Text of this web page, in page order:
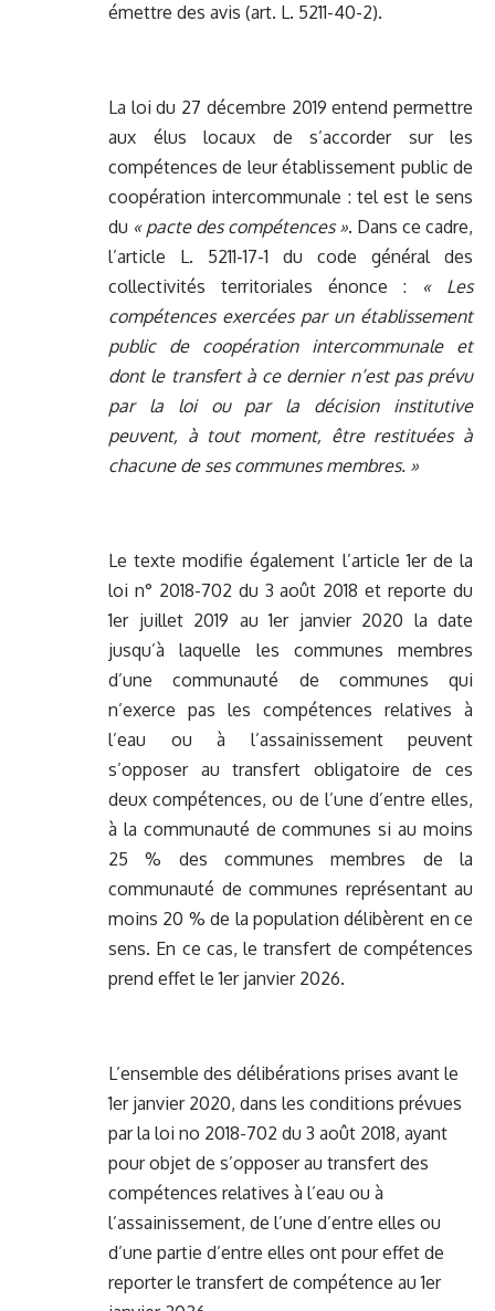
émettre des avis (art. L. 5211-40-2).
La loi du 27 décembre 2019 entend permettre
aux élus locaux de s’accorder sur les
compétences de leur établissement public de
coopération intercommunale : tel est le sens
du « pacte des compétences ». Dans ce cadre,
l’article L. 5211-17-1 du code général des
collectivités territoriales énonce : « Les
compétences exercées par un établissement
public de coopération intercommunale et
dont le transfert à ce dernier n’est pas prévu
par la loi ou par la décision institutive
peuvent, à tout moment, être restituées à
chacune de ses communes membres. »
Le texte modifie également l’article 1er de la
loi n° 2018-702 du 3 août 2018 et reporte du
1er juillet 2019 au 1er janvier 2020 la date
jusqu’à laquelle les communes membres
d’une communauté de communes qui
n’exerce pas les compétences relatives à
l’eau ou à l’assainissement peuvent
s’opposer au transfert obligatoire de ces
deux compétences, ou de l’une d’entre elles,
à la communauté de communes si au moins
25 % des communes membres de la
communauté de communes représentant au
moins 20 % de la population délibèrent en ce
sens. En ce cas, le transfert de compétences
prend effet le 1er janvier 2026.
L’ensemble des délibérations prises avant le
1er janvier 2020, dans les conditions prévues
par la loi no 2018-702 du 3 août 2018, ayant
pour objet de s’opposer au transfert des
compétences relatives à l’eau ou à
l’assainissement, de l’une d’entre elles ou
d’une partie d’entre elles ont pour effet de
reporter le transfert de compétence au 1er